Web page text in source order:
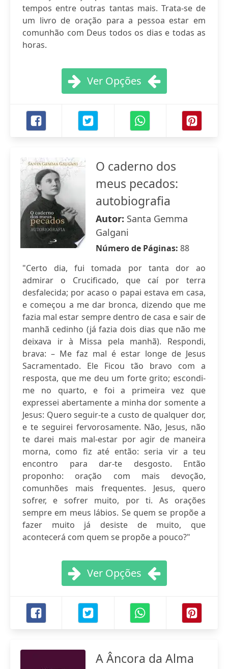
tempos entre outras tantas mais. Trata-se de
um livro de oração para a pessoa estar em
comunhão com Deus todos os dias e todas as
horas.
Ver Opções
O caderno dos
meus pecados:
autobiografia
Autor: Santa Gemma
Galgani
Número de Páginas: 88
"Certo dia, fui tomada por tanta dor ao
admirar o Crucificado, que caí por terra
desfalecida; por acaso o papai estava em casa,
e começou a me dar bronca, dizendo que me
fazia mal estar sempre dentro de casa e sair de
manhã cedinho (já fazia dois dias que não me
deixava ir à Missa pela manhã). Respondi,
brava: – Me faz mal é estar longe de Jesus
Sacramentado. Ele Ficou tão bravo com a
resposta, que me deu um forte grito; escondi-
me no quarto, e foi a primeira vez que
expressei abertamente a minha dor somente a
Jesus: Quero seguir-te a custo de qualquer dor,
e te seguirei fervorosamente. Não, Jesus, não
te darei mais mal-estar por agir de maneira
morna, como fiz até então: seria vir a teu
encontro para dar-te desgosto. Então
proponho: oração com mais devoção,
comunhões mais frequentes. Jesus, quero
sofrer, e sofrer muito, por ti. As orações
sempre em meus lábios. Se quem se propõe a
fazer muito já desiste de muito, que
acontecerá com quem se propõe a pouco?"
Ver Opções
A Âncora da Alma